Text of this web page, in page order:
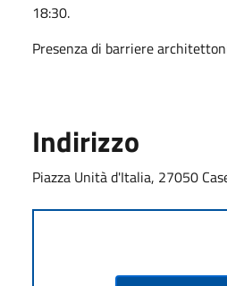
18:30.
Presenza di barriere
Indirizzo
Piazza Unità d'Italia, 27050